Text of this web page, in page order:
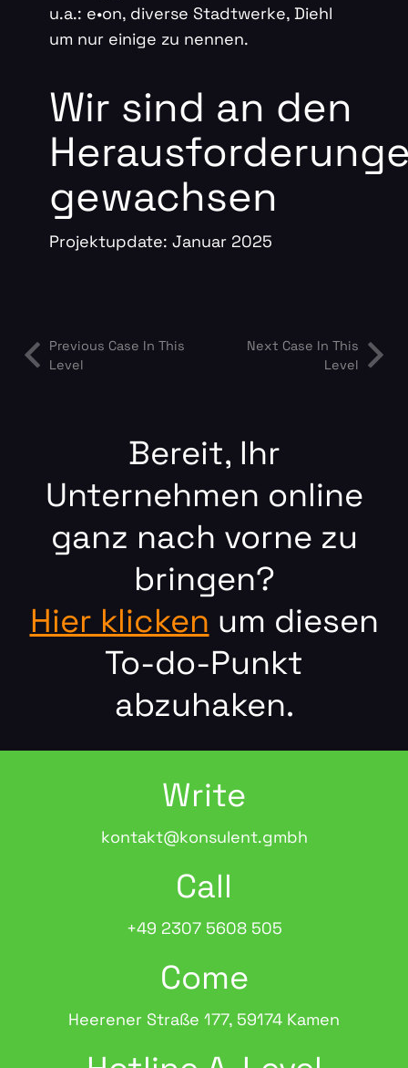
u.a.: e•on, diverse Stadtwerke, Diehl
um nur einige zu nennen.
Wir sind an den
gewachsen
Projektupdate: Januar 2025
Previous Case In This
Level
Next Case In This
Level
Bereit, Ihr
Unternehmen online
ganz nach vorne zu
bringen?
Hier klicken um diesen
To-do-Punkt
abzuhaken.
Write
kontakt@konsulent.gmbh
Call
+49 2307 5608 505
Come
Heerener Straße 177, 59174 Kamen